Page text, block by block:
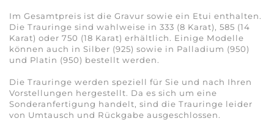
Im Gesamtpreis ist die Gravur sowie ein Etui enthalten.
Die Trauringe sind wahlweise in 333 (8 Karat), 585 (14
Karat) oder 750 (18 Karat) erhältlich. Einige Modelle
können auch in Silber (925) sowie in Palladium (950)
und Platin (950) bestellt werden.
Die Trauringe werden speziell für Sie und nach Ihren
Vorstellungen hergestellt. Da es sich um eine
Sonderanfertigung handelt, sind die Trauringe leider
von Umtausch und Rückgabe ausgeschlossen.